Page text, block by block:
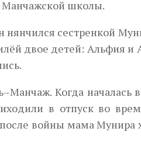
Манчажской школы.
нянчился сестренкой
двое детей: Альфия и
Когда началась
в отпуск во
войны мама Мунира